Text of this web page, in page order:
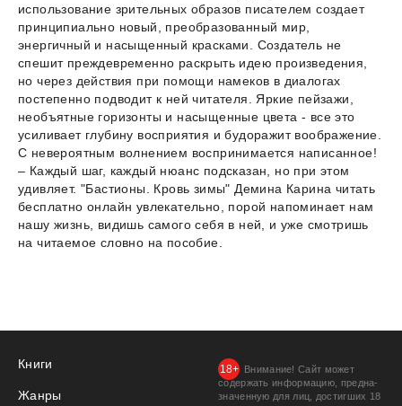
использование зрительных образов писателем создает
принципиально новый, преобразованный мир,
энергичный и насыщенный красками. Создатель не
спешит преждевременно раскрыть идею произведения,
но через действия при помощи намеков в диалогах
постепенно подводит к ней читателя. Яркие пейзажи,
необъятные горизонты и насыщенные цвета - все это
усиливает глубину восприятия и будоражит воображение.
С невероятным волнением воспринимается написанное!
– Каждый шаг, каждый нюанс подсказан, но при этом
удивляет. "Бастионы. Кровь зимы" Демина Карина читать
бесплатно онлайн увлекательно, порой напоминает нам
нашу жизнь, видишь самого себя в ней, и уже смотришь
на читаемое словно на пособие.
Книги
Жанры
Внимание! Сайт может
содержать информацию, предна­
значенную для лиц, дости­гших 18